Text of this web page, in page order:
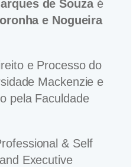
de Souza é
e Nogueira
e Processo do
Mackenzie e
pela Faculdade
& Self
Executive